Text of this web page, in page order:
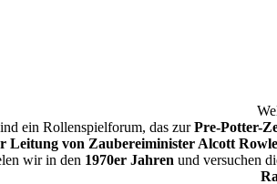
ein Rollenspielforum, das zurPre-Potter-
Leitung von Zaubereiminister Alcott Rowle
wir in den 1970er Jahren und versuchen